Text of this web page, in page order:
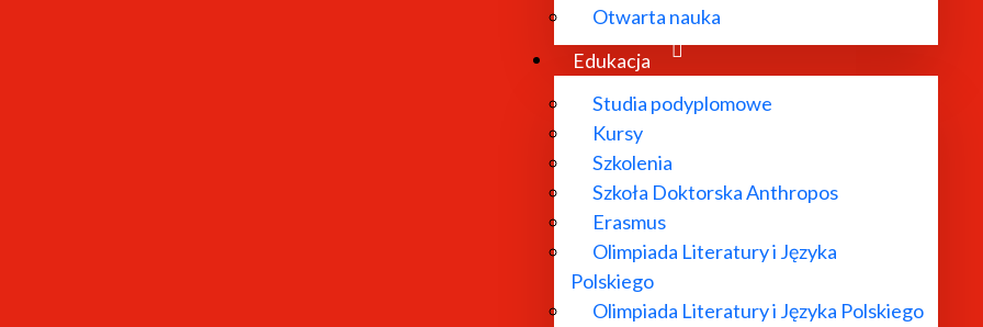
Otwarta nauka
Edukacja
Studia podyplomowe
Kursy
Szkolenia
Szkoła Doktorska Anthropos
Erasmus
Olimpiada Literatury i Języka
Polskiego
Olimpiada Literatury i Języka Polskiego
w tym dofinansowanie z budżetu państwa: 1 455 708, 00 PLN